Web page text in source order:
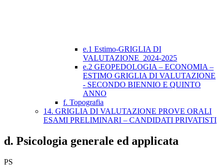
e.1 Estimo-GRIGLIA DI
VALUTAZIONE_2024-2025
e.2 GEOPEDOLOGIA – ECONOMIA –
ESTIMO GRIGLIA DI VALUTAZIONE
- SECONDO BIENNIO E QUINTO
ANNO
f. Topografia
14. GRIGLIA DI VALUTAZIONE PROVE ORALI
ESAMI PRELIMINARI – CANDIDATI PRIVATISTI
d. Psicologia generale ed applicata
PS